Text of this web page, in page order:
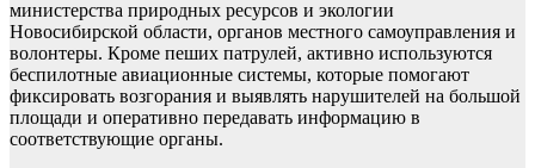
министерства природных ресурсов и экологии
Новосибирской области, органов местного самоуправления и
волонтеры. Кроме пеших патрулей, активно используются
беспилотные авиационные системы, которые помогают
фиксировать возгорания и выявлять нарушителей на большой
площади и оперативно передавать информацию в
соответствующие органы.